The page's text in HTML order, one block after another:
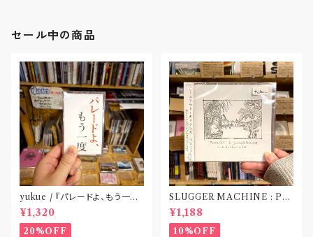
セール中の商品
yukue / 『パレードよ、もう一度』
(TAPE)
¥1,320
20%OFF
SLUGGER MACHINE : PE
ACE OUT! / we die if we d
o not do “DIG”(SPLIT CD)
〝横浜&札幌〟
¥1,188
10%OFF